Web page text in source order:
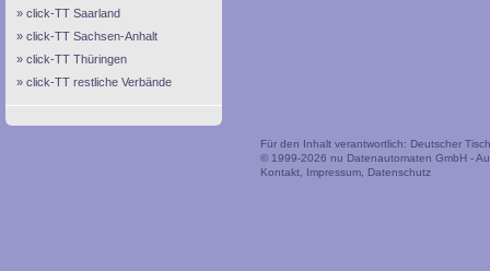
click-TT Saarland
click-TT Sachsen-Anhalt
click-TT Thüringen
click-TT restliche Verbände
Für den Inhalt verantwortlich: Deutscher
© 1999-2026 nu Datenautomaten GmbH -
Kontakt
Impressum Datenschutz